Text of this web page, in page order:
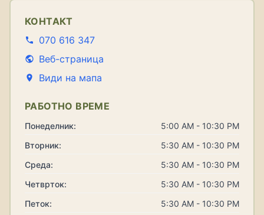
КОНТАКТ
070 616 347
Веб-страница
Види на мапа
РАБОТНО ВРЕМЕ
Понеделник:
5:00 AM - 10:30 PM
Вторник:
5:30 AM - 10:30 PM
Среда:
5:30 AM - 10:30 PM
Четврток:
5:30 AM - 10:30 PM
Петок:
5:30 AM - 10:30 PM